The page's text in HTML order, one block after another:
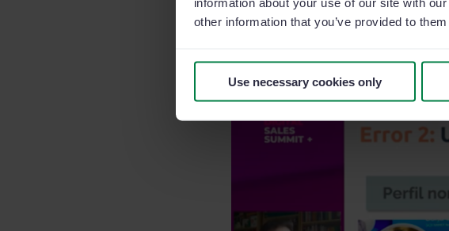
other information that you’ve provided to
Use necessary cookies only